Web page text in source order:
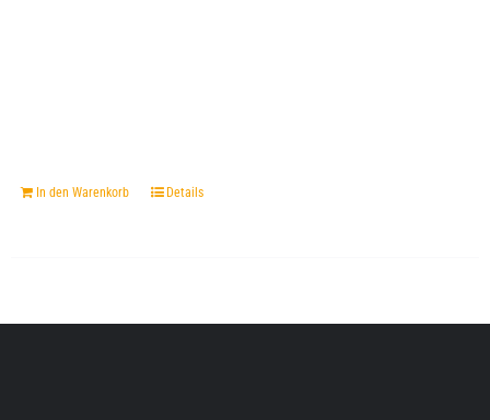
In den Warenkorb Details